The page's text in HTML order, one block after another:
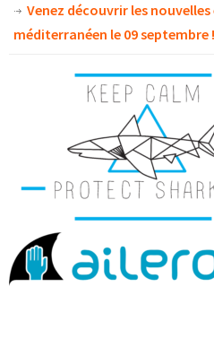
Venez découvrir les
méditerranéen le 09 septembre !